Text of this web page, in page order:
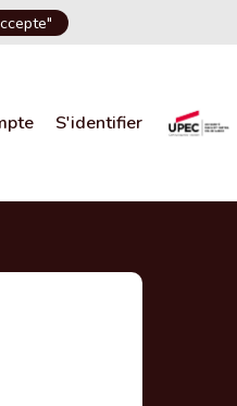
language
S'identifier